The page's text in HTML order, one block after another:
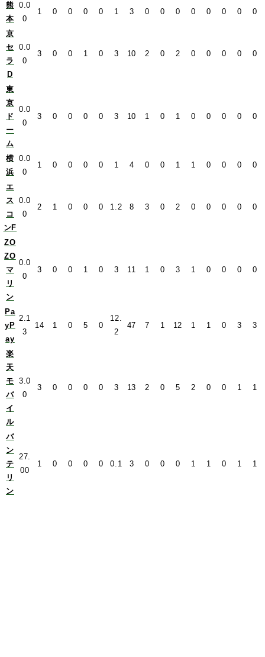
熊
本
0.0
0
1 0 0 0 0 1 3 0 0 0 0 0 0 0 0
京
セ
ラ
D
0.0
0
3 0 0 1 0 3 10 2 0 2 0 0 0 0 0
東
京
ド
ー
ム
0.0
0
3 0 0 0 0 3 10 1 0 1 0 0 0 0 0
横
浜
0.0
0
1 0 0 0 0 1 4 0 0 1 1 0 0 0 0
エ
ス
コ
ンF
0.0
0
2 1 0 0 0 1.2 8 3 0 2 0 0 0 0 0
ZO
ZO
マ
リ
ン
0.0
0
3 0 0 1 0 3 11 1 0 3 1 0 0 0 0
Pa
yP
ay
2.1
3
14 1 0 5 0
12.
2
47 7 1 12 1 1 0 3 3
楽
天
モ
バ
イ
ル
3.0
0
3 0 0 0 0 3 13 2 0 5 2 0 0 1 1
バ
ン
テ
リ
ン
27.
00
1 0 0 0 0 0.1 3 0 0 0 1 1 0 1 1